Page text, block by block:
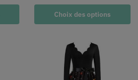
Choix des options